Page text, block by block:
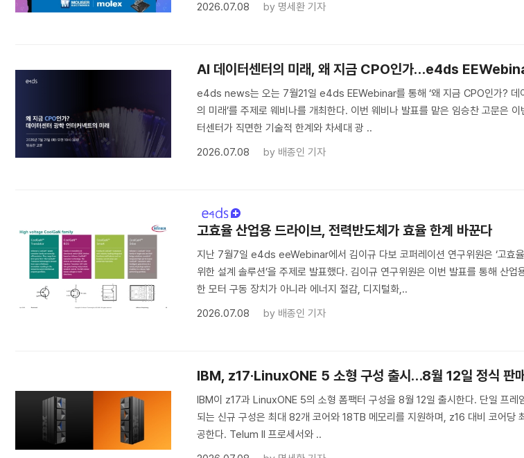
2026.07.08
by 명세환 기자
AI 데이터센터의 미래, 왜 지금 CPO인가…e4ds
e4ds news는 오는 7월21일 e4ds EEWebinar를 통해 ‘왜 지금 CPO인가? 데
의 미래’를 주제로 웨비나를 개최한다. 이번 웨비나 발표를 맡은 임승찬 고문은 이
터센터가 직면한 기술적 한계와 차세대 광 ..
2026.07.08
by 배종인 기자
고효율 산업용 드라이브, 전력반도체가 효율 한계 바꾼다
지난 7월7일 e4ds eeWebinar에서 김이규 다보 코퍼레이션 연구위원은 ‘고효
위한 설계 솔루션’을 주제로 발표했다. 김이규 연구위원은 이번 발표를 통해 산업
한 모터 구동 장치가 아니라 에너지 절감, 디지털화,..
2026.07.08
by 배종인 기자
IBM, z17·LinuxONE 5 소형 구성 출시…8월 12일 정식 판매
IBM이 z17과 LinuxONE 5의 소형 폼팩터 구성을 8월 12일 출시한다. 단일 프레
되는 신규 구성은 최대 82개 코어와 18TB 메모리를 지원하며, z16 대비 코어당
공한다. Telum II 프로세서와 ..